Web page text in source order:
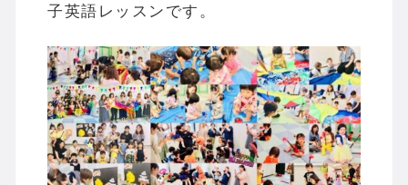
子英語レッスンです。